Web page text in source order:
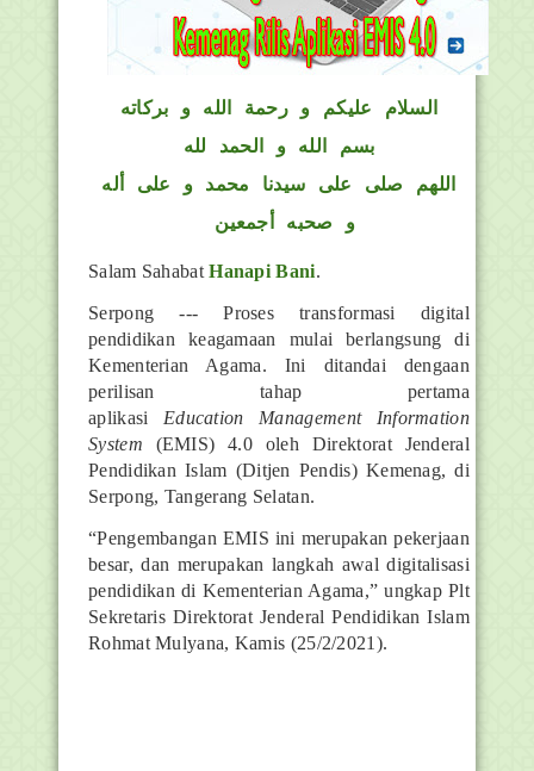
السلام عليكم و رحمة الله و بركاته
بسم الله و الحمد لله
اللهم صلى على سيدنا محمد و على أله
و صحبه أجمعين
Salam SahabatHanapi Bani.
Serpong --- Proses transformasi digital
pendidikan keagamaan mulai berlangsung di
Kementerian Agama. Ini ditandai dengaan
perilisan tahap pertama
aplikasi
Education
Management Information
System (EMIS) 4.0 oleh Direktorat Jenderal
Pendidikan Islam (Ditjen Pendis) Kemenag, di
Serpong, Tangerang Selatan.
“Pengembangan EMIS ini merupakan pekerjaan
besar, dan merupakan langkah awal digitalisasi
pendidikan di Kementerian Agama,” ungkap Plt
Sekretaris Direktorat Jenderal Pendidikan Islam
Rohmat Mulyana, Kamis (25/2/2021).